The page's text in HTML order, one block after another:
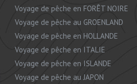
Voyage de pêche en FORÊT NOIRE
Voyage de pêche au GROENLAND
Voyage de pêche en HOLLANDE
Voyage de pêche en ITALIE
Voyage de pêche en ISLANDE
Voyage de pêche au JAPON